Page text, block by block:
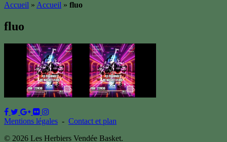
Accueil » Accueil » fluo
fluo
Mentions légales - Contact et plan
© 2026 Les Herbiers Vendée Basket.